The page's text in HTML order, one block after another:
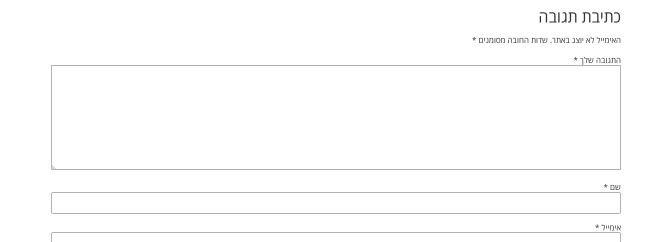
כתיבת תגובה
האימייל לא יוצג באתר. שדות החובה מסומנים *
התגובה שלך *
שם *
אימייל *